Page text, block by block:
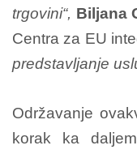
trgovini“, Biljana
Centra za EU
predstavljanje
Održavanje
korak ka